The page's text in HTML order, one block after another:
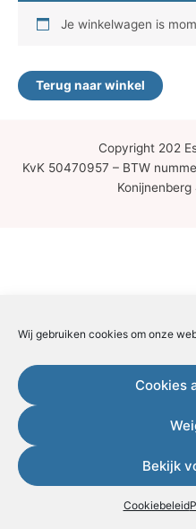
Wij gebruiken cookies om onze
Cookies
Bekijk
Cookiebeleid
Je winkelwagen is
Terug naar winkel
Copyright 202
KvK 50470957 – BTW